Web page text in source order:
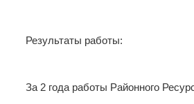
Результаты работы:
За 2 года работы Районного